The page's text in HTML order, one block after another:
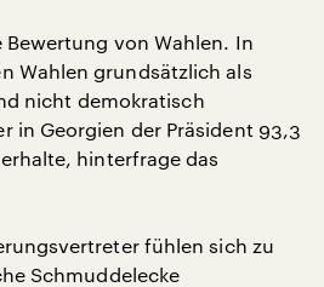
Bewertung von Wahlen. In
Wahlen grundsätzlich als
nicht demokratisch
in Georgien der Präsident 93,3
hinterfrage das
fühlen sich zu
Schmuddelecke